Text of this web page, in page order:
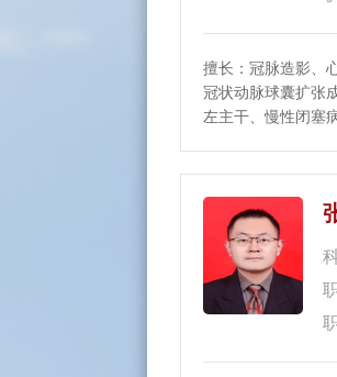
擅长：冠脉造影、
冠状动脉球囊扩张
左主干、慢性闭塞